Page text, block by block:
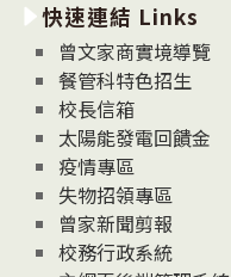
消
息
News
快速連結 Links
曾文家商實境導覽
餐管科特色招生
校長信箱
太陽能發電回饋金
疫情專區
失物招領專區
曾家新聞剪報
校務行政系統